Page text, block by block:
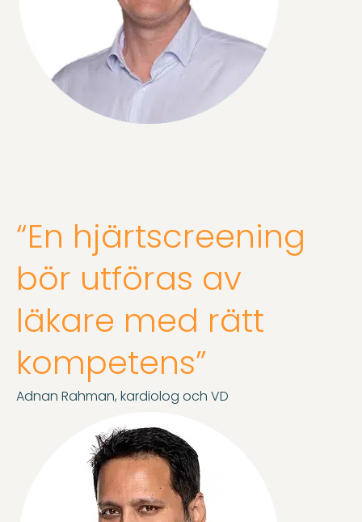
“En hjärtscreening
bör utföras av
läkare med rätt
kompetens”
Adnan Rahman, kardiolog och VD